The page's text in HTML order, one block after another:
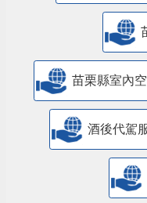
苗栗縣室內
酒後代駕